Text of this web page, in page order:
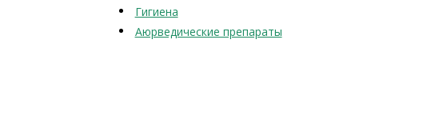
Гигиена
Аюрведические препараты